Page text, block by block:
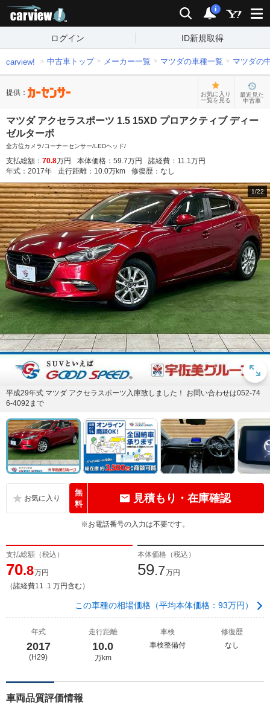
検索 通知
i
ログイン ID新規取得
carview! 中古車トップ メーカー一覧 マツダの車種一覧 マツダの
提供：
お気に入り
一覧を見る
最近見た
中古車
マツダ アクセラスポーツ 1.5 15XD プロアクティブ ディー
ゼルターボ
全方位カメラ/コーナーセンサー/LEDヘッド/
支払総額： 70.8万円 本体価格： 59.7万円 諸経費： 11.1万円
年式： 2017年 走行距離： 10.0万km 修復歴： なし
1/22
平成29年式 マツダ アクセラスポーツ入庫致しました！ お問い合わせは052-74
6-4092まで
無
料
見積もり・在庫確認
※お電話番号の入力は不要です。
支払総額（税込）
70.8万円
（諸経費11 .1 万円含む）
本体価格（税込）
59.7万円
この車種の相場価格（平均本体価格：93万円）
年式
2017
(H29)
走行距離
10.0
万km
車検
車検整備付
修復歴
なし
車両品質評価情報